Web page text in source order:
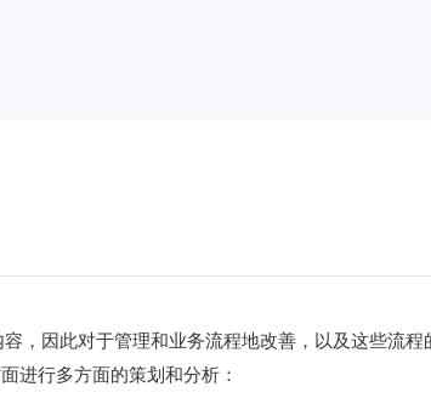
，因此对于管理和业务流程地改善，以及这些流程
进行多方面的策划和分析：